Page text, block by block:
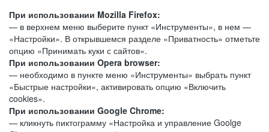
При использовании Mozilla Firefox:
— в верхнем меню выберите пункт «Инструменты», в нем —
«Настройки». В открывшемся разделе «Приватность» отметьте
опцию «Принимать куки с сайтов».
При использовании Opera browser:
— необходимо в пункте меню «Инструменты» выбрать пункт
«Быстрые настройки», активировать опцию «Включить
cookies».
При использовании Google Chrome:
— кликнуть пиктограмму «Настройка и управление Goolge